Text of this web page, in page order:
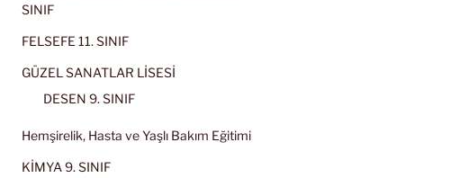
SINIF
FELSEFE 11. SINIF
GÜZEL SANATLAR LİSESİ
DESEN 9. SINIF
Hemşirelik, Hasta ve Yaşlı Bakım Eğitimi
KİMYA 9. SINIF